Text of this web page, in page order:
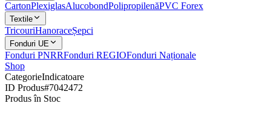
CartonPlexiglasAlucobondPolipropilenăPVC Forex
Textile
TricouriHanoraceȘepci
Fonduri UE
Fonduri PNRRFonduri REGIOFonduri Naționale
Shop
CategorieIndicatoare
ID Produs#7042472
Produs în Stoc